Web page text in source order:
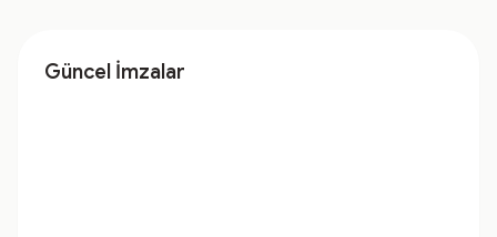
Güncel İmzalar